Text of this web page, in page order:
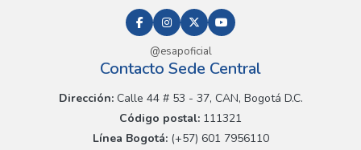
@esapoficial
Contacto Sede Central
Dirección:Calle 44 # 53 - 37, CAN, Bogotá D.C.
Código postal: 111321
Línea Bogotá:(+57) 601 7956110